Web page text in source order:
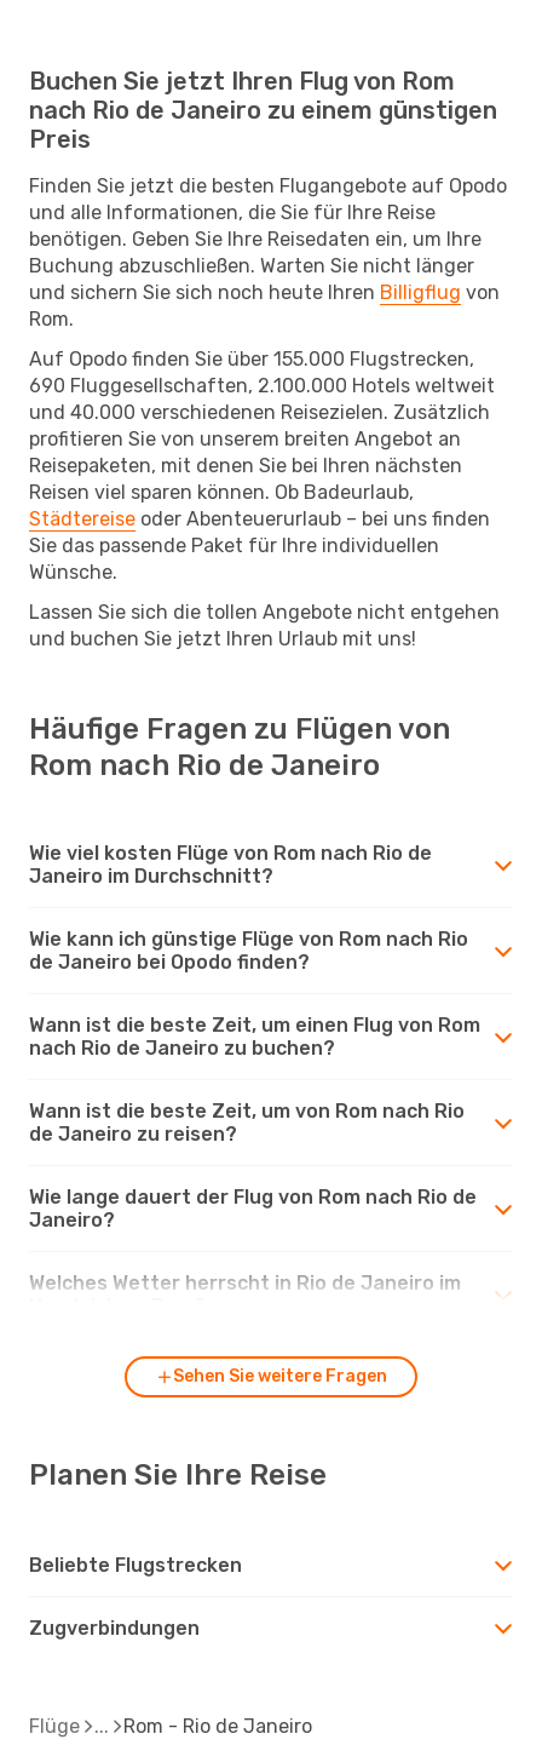
Buchen Sie jetzt Ihren Flug von Rom
nach Rio de Janeiro zu einem günstigen
Preis
Finden Sie jetzt die besten Flugangebote auf Opodo
und alle Informationen, die Sie für Ihre Reise
benötigen. Geben Sie Ihre Reisedaten ein, um Ihre
Buchung abzuschließen. Warten Sie nicht länger
und sichern Sie sich noch heute Ihren Billigflug von
Rom.
Auf Opodo finden Sie über 155.000 Flugstrecken,
690 Fluggesellschaften, 2.100.000 Hotels weltweit
und 40.000 verschiedenen Reisezielen. Zusätzlich
profitieren Sie von unserem breiten Angebot an
Reisepaketen, mit denen Sie bei Ihren nächsten
Reisen viel sparen können. Ob Badeurlaub,
Städtereise oder Abenteuerurlaub – bei uns finden
Sie das passende Paket für Ihre individuellen
Wünsche.
Lassen Sie sich die tollen Angebote nicht entgehen
und buchen Sie jetzt Ihren Urlaub mit uns!
Häufige Fragen zu Flügen von
Rom nach Rio de Janeiro
Wie viel kosten Flüge von Rom nach Rio de
Janeiro im Durchschnitt?
Wie kann ich günstige Flüge von Rom nach Rio
de Janeiro bei Opodo finden?
Wann ist die beste Zeit, um einen Flug von Rom
nach Rio de Janeiro zu buchen?
Wann ist die beste Zeit, um von Rom nach Rio
de Janeiro zu reisen?
Wie lange dauert der Flug von Rom nach Rio de
Janeiro?
Welches Wetter herrscht in Rio de Janeiro im
Sehen Sie weitere Fragen
Planen Sie Ihre Reise
Beliebte Flugstrecken
Zugverbindungen
Flüge Rom - Rio de Janeiro